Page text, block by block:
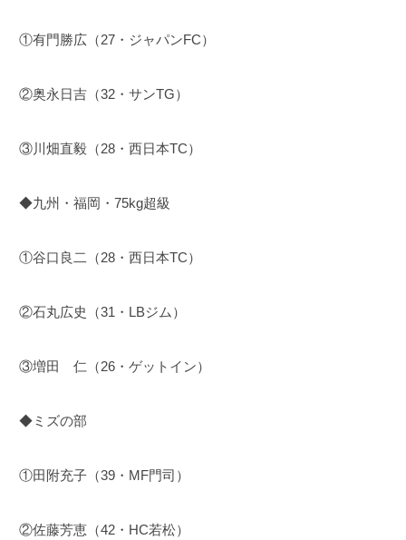
①有門勝広（27・ジャパンFC）
②奥永日吉（32・サンTG）
③川畑直毅（28・西日本TC）
◆九州・福岡・75kg超級
①谷口良二（28・西日本TC）
②石丸広史（31・LBジム）
③増田 仁（26・ゲットイン）
◆ミズの部
①田附充子（39・MF門司）
②佐藤芳恵（42・HC若松）